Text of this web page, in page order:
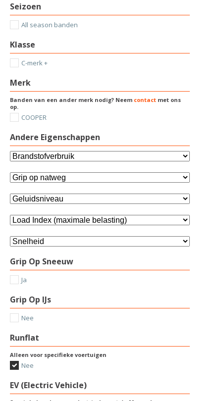
Seizoen
All season banden
Klasse
C-merk +
Merk
Banden van een ander merk nodig? Neem contact met ons
op.
COOPER
Andere Eigenschappen
Grip Op Sneeuw
Ja
Grip Op IJs
Nee
Runflat
Alleen voor specifieke voertuigen
Nee
EV (Electric Vehicle)